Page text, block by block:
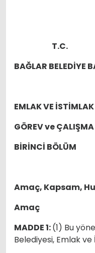
T.C.
BAĞLAR BELEDİYE
EMLAK VE
GÖREV ve
BİRİNCİ BÖLÜM
Amaç, Kapsam,
Amaç
MADDE 1:(1) Bu
Belediyesi, Emlak